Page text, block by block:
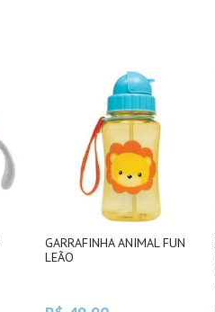
GARRAFINHA ANIMAL FUN
LEÃO